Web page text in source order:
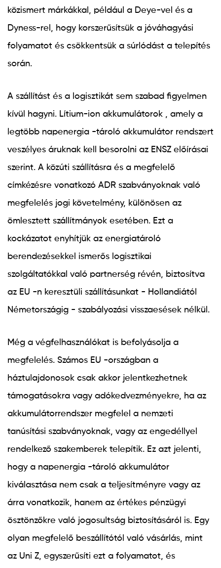
közismert márkákkal, például a Deye-vel és a
Dyness-rel, hogy korszerűsítsük a jóváhagyási
folyamatot és csökkentsük a súrlódást a telepítés
során.
A szállítást és a logisztikát sem szabad figyelmen
kívül hagyni. Lítium-ion akkumulátorok , amely a
legtöbb napenergia -tároló akkumulátor rendszert
veszélyes áruknak kell besorolni az ENSZ előírásai
szerint. A közúti szállításra és a megfelelő
címkézésre vonatkozó ADR szabványoknak való
megfelelés jogi követelmény, különösen az
ömlesztett szállítmányok esetében. Ezt a
kockázatot enyhítjük az energiatároló
berendezésekkel ismerős logisztikai
szolgáltatókkal való partnerség révén, biztosítva
az EU -n keresztüli szállításunkat - Hollandiától
Németországig - szabályozási visszaesések nélkül.
Még a végfelhasználókat is befolyásolja a
megfelelés. Számos EU -országban a
háztulajdonosok csak akkor jelentkezhetnek
támogatásokra vagy adókedvezményekre, ha az
akkumulátorrendszer megfelel a nemzeti
tanúsítási szabványoknak, vagy az engedéllyel
rendelkező szakemberek telepítik. Ez azt jelenti,
hogy a napenergia -tároló akkumulátor
kiválasztása nem csak a teljesítményre vagy az
árra vonatkozik, hanem az értékes pénzügyi
ösztönzőkre való jogosultság biztosításáról is. Egy
olyan megfelelő beszállítótól való vásárlás, mint
az Uni Z, egyszerűsíti ezt a folyamatot, és